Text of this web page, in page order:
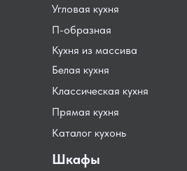
Кухня из массива
Угловая кухня
П-образная
Классическая кухня
Белая кухня
Шкафы
Прямая кухня
Каталог кухонь